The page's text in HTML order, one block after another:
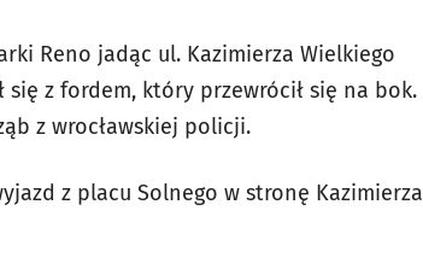
Reno jadąc ul. Kazimierza Wielkiego
z fordem, który przewrócił się na bok.
z wrocławskiej policji.
z placu Solnego w stronę Kazimierza